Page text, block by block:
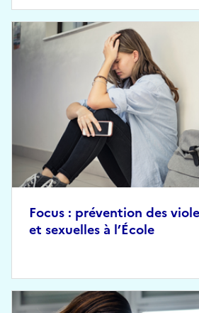
Focus : prévention des
et sexuelles à l’École